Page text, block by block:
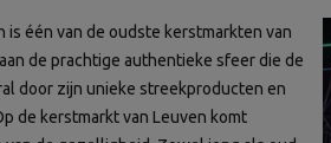
is één van de oudste kerstmarkten van
de prachtige authentieke sfeer die de
door zijn unieke streekproducten en
de kerstmarkt van Leuven komt